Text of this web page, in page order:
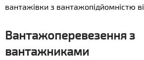
вантажівки з вантажопідйомністю
Вантажоперевезення з
вантажниками